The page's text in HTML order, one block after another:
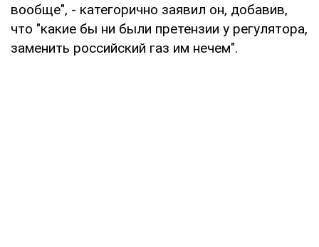
вообще", - категорично заявил он, добавив,
что "какие бы ни были претензии у регулятора,
заменить российский газ им нечем".